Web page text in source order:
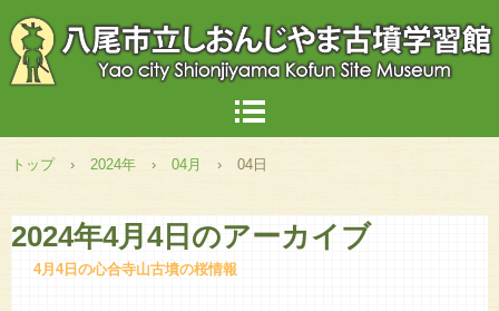
トップ › 2024年 › 04月 › 04日
2024年4月4日 のアーカイブ
4月4日の心合寺山古墳の桜情報